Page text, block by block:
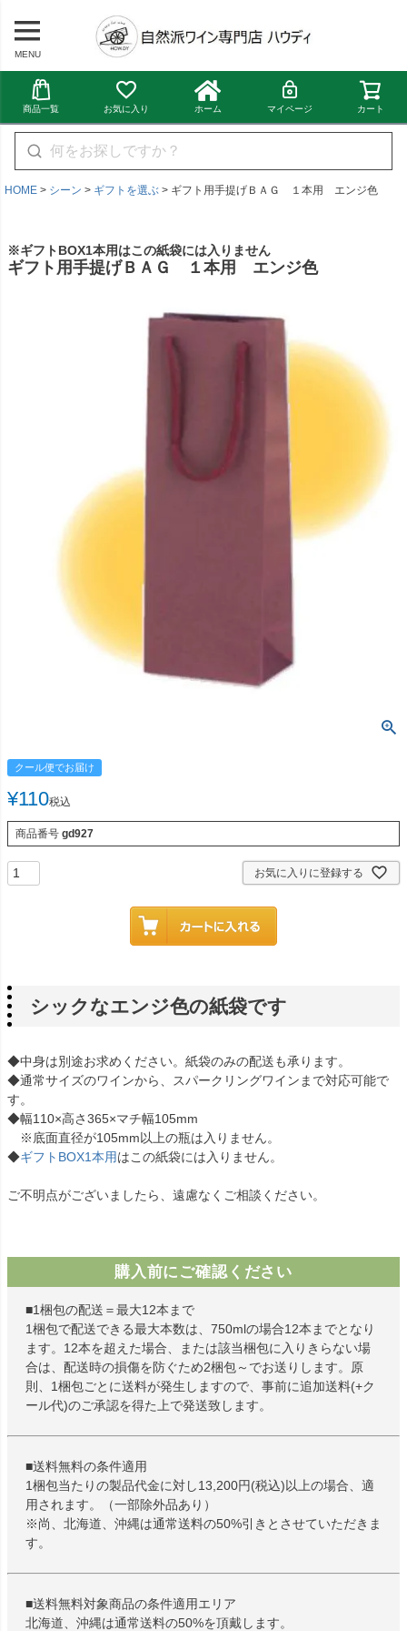
MENU
商品一覧 お気に入り ホーム マイページ カート
HOME シーン ギフトを選ぶ ギフト用手提げＢＡＧ １本用 エンジ色
※ギフトBOX1本用はこの紙袋には入りません
ギフト用手提げＢＡＧ １本用 エンジ色
クール便でお届け
¥110税込
商品番号 gd927
お気に入りに登録する
シックなエンジ色の紙袋です
◆中身は別途お求めください。紙袋のみの配送も承ります。
◆通常サイズのワインから、スパークリングワインまで対応可能で
す。
◆幅110×高さ365×マチ幅105mm
※底面直径が105mm以上の瓶は入りません。
◆ギフトBOX1本用はこの紙袋には入りません。
ご不明点がございましたら、遠慮なくご相談ください。
購入前にご確認ください
■1梱包の配送＝最大12本まで
1梱包で配送できる最大本数は、750mlの場合12本までとなり
ます。12本を超えた場合、または該当梱包に入りきらない場
合は、配送時の損傷を防ぐため2梱包～でお送りします。原
則、1梱包ごとに送料が発生しますので、事前に追加送料(+ク
ール代)のご承認を得た上で発送致します。
■送料無料の条件適用
1梱包当たりの製品代金に対し13,200円(税込)以上の場合、適
用されます。（一部除外品あり）
※尚、北海道、沖縄は通常送料の50%引きとさせていただきま
す。
■送料無料対象商品の条件適用エリア
北海道、沖縄は通常送料の50%を頂戴します。